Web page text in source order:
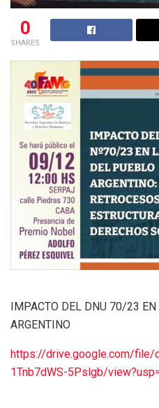
0
SHARES
IMPACTO DEL DNU 70/23
ARGENTINO
https://drive.google.com/file/
1Tnb7dWS-5Pslgb/